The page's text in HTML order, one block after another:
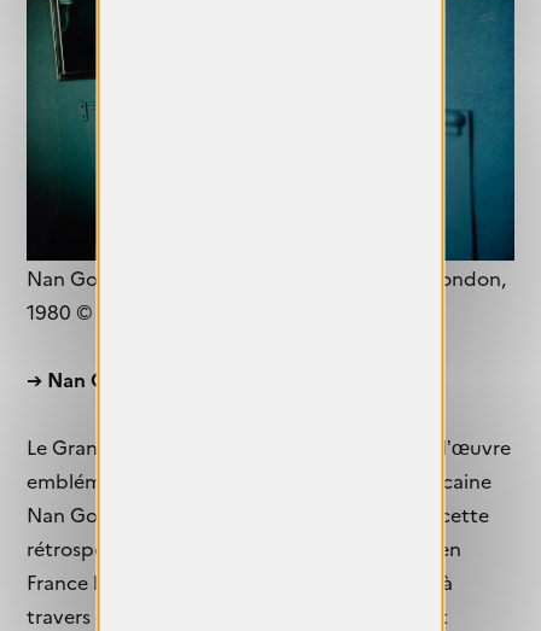
Nan Goldin, Self-portrait in blue bathroom, London,
1980 © Nan Goldin
➔ Nan Goldin. American works.
Le Grand Palais accueille pendant deux mois l’œuvre
emblématique et prolifique de l’artiste américaine
Nan Goldin. Intitulée This Will Not End Well, cette
rétrospective présente pour la première fois en
France l’ensemble de son travail de cinéaste, à
travers diaporamas et vidéos. L’exposition est